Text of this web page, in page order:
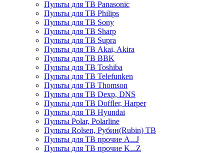
Пульты для ТВ Panasonic
Пульты для ТВ Philips
Пульты для ТВ Sony
Пульты для ТВ Sharp
Пульты для ТВ Supra
Пульты для ТВ Akai, Akira
Пульты для ТВ BBK
Пульты для ТВ Toshiba
Пульты для ТВ Telefunken
Пульты для ТВ Thomson
Пульты для ТВ Dexp, DNS
Пульты для ТВ Doffler, Harper
Пульты для ТВ Hyundai
Пульты Polar, Polarline
Пульты Rolsen, Рубин(Rubin) ТВ
Пульты для ТВ прочие A...J
Пульты для ТВ прочие K...Z